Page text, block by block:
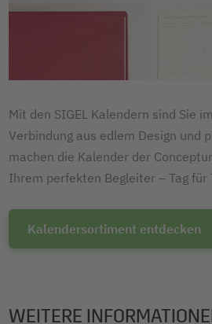
Mit den SIGEL Kalendern sind Sie
Verbindung aus edlem Design und
machen die Kalender der
Ihrem perfekten Begleiter – Tag für
Kalendersortiment entdecken
WEITERE